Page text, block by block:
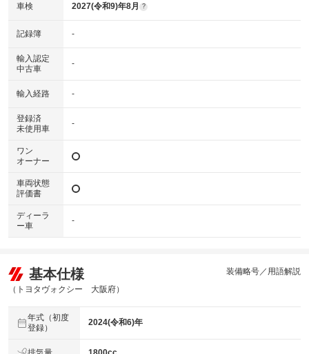
車検 2027(令和9)年8月 ?
記録簿 -
輸入認定
中古車
-
輸入経路 -
登録済
未使用車
-
ワン
オーナー
車両状態
評価書
ディーラ
ー車
-
基本仕様
（トヨタヴォクシー 大阪府）
装備略号／用語解説
年式（初度
登録）
2024(令和6)年